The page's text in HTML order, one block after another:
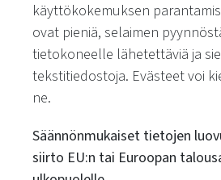
käyttökokemuksen
ovat pieniä, selaimen
tietokoneelle lähetettäviä ja
tekstitiedostoja. Evästeet voi
ne.
Säännönmukaiset tietojen
siirto EU:n tai Euroopan